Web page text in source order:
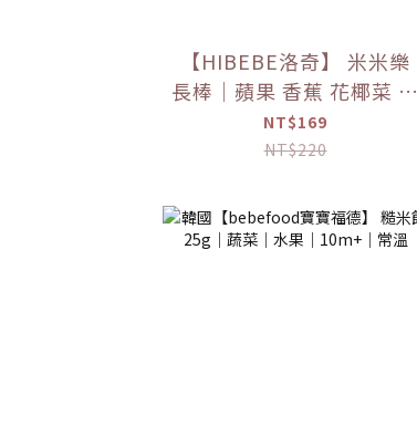
【HIBEBE洛奇】 米米樂
長棒｜蘋果 香蕉 花椰菜 紫
薯 7m+｜30g/40g｜常溫
NT$169
NT$220